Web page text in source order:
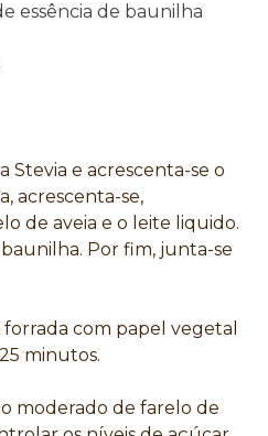
essência de baunilha
Stevia e acrescenta-se o
acrescenta-se,
de aveia e o leite liquido.
Por fim, junta-se
com papel vegetal
minutos.
moderado de farelo de